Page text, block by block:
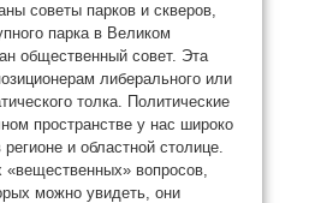
советы парков и скверов,
парка в Великом
общественный совет. Эта
либерального или
толка. Политические
пространстве у нас широко
и областной столице.
«вещественных» вопросов,
можно увидеть, они